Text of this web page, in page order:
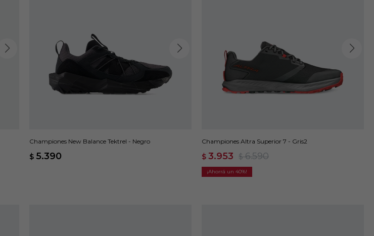
Championes New Balance Tektrel - Negro
$ 5.390
Championes Altra Superior 7 - Gris2
$ 3.953 $ 6.590
40